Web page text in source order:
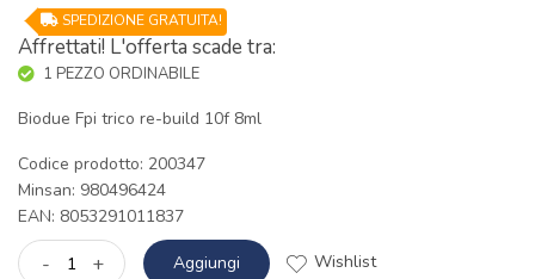
SPEDIZIONE GRATUITA!
Affrettati! L'offerta scade tra:
1 PEZZO ORDINABILE
Biodue Fpi trico re-build 10f 8ml
Codice prodotto: 200347
Minsan: 980496424
EAN: 8053291011837
- + Aggiungi Wishlist